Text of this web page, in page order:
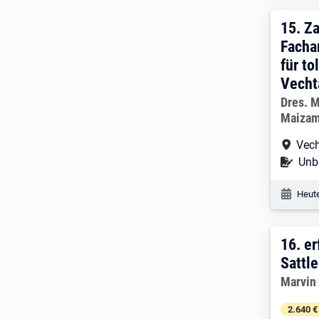
15.
15.
für
Dres.
16.
16.
2.640